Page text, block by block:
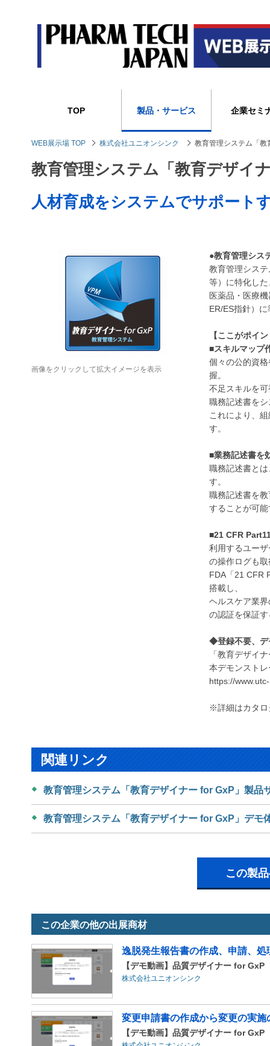
TOP 製品・サービス 企業セミ
WEB展示場 TOP 株式会社ユニオンシンク 教育管理システム「教
教育管理システム「教育デザイ
人材育成をシステムでサポート
画像をクリックして拡大イメージを表示
●教育管理シス
教育管理シス
等）に特化し
医薬品・医療
ER/ES指針）
【ここがポイ
■スキルマップ
個々の公的資
握。
不足スキルを
職務記述書を
これにより、
す。
■業務記述書を
職務記述書と
す。
職務記述書を
することが可
■21 CFR
利用するユー
の操作ログも
FDA「21 CFR
搭載し、
ヘルスケア業
の認証を保証
◆登録不要、デ
「教育デザイ
本デモンスト
https://
※詳細はカタロ
関連リンク
教育管理システム「教育デザイナー for GxP」製品
教育管理システム「教育デザイナー for GxP」デモ
この製
この企業の他の出展商材
逸脱発生報告書の作成、申請、
【デモ動画】品質デザイナー for GxP
株式会社ユニオンシンク
変更申請書の作成から変更の実施
【デモ動画】品質デザイナー for GxP